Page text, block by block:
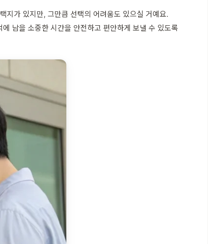
지가 있지만, 그만큼 선택의 어려움도 있으실 거예요.
남을 소중한 시간을 안전하고 편안하게 보낼 수 있도록